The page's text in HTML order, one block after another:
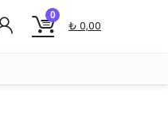
0
₺ 0,00